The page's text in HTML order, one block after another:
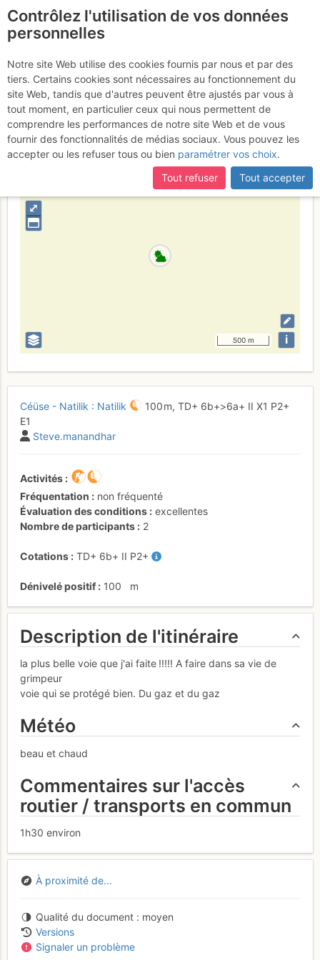
Pic de Céüse : Natilik
Samedi 10 juin 2017
France Hautes-Alpes Luberon - Baronnies - Saoû
⤢
500 m i
Céüse - Natilik : Natilik 100 m, TD+ 6b+>6a+ II X1 P2+
E1
Steve.manandhar
Activités
Fréquentation
non fréquenté
Évaluation des conditions
excellentes
Nombre de participants
2
Cotations TD+ 6b+ II P2+
Dénivelé positif 100 m
Description de l'itinéraire
la plus belle voie que j'ai faite !!!!! A faire dans sa vie de
grimpeur
voie qui se protégé bien. Du gaz et du gaz
Météo
beau et chaud
Commentaires sur l'accès
routier / transports en commun
1h30 environ
À proximité de...
Qualité du document
moyen
Versions
Signaler un problème
Contrôlez l'utilisation de vos données
personnelles
Notre site Web utilise des cookies fournis par nous et par des
tiers. Certains cookies sont nécessaires au fonctionnement du
site Web, tandis que d'autres peuvent être ajustés par vous à
tout moment, en particulier ceux qui nous permettent de
comprendre les performances de notre site Web et de vous
fournir des fonctionnalités de médias sociaux. Vous pouvez les
accepter ou les refuser tous ou bien paramétrer vos choix.
Tout refuser
Tout accepter